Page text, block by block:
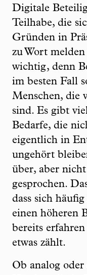
Digitale
Teilhabe, die
Gründen in
zu Wort
wichtig, denn
im besten Fall
Menschen, die
sind. Es gibt
Bedarfe, die
eigentlich in
ungehört
über, aber
gesprochen.
dass sich
einen höheren
bereits
etwas zählt.
Ob analog